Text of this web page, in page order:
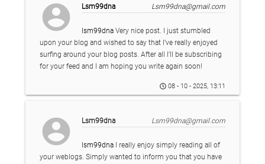
account_circle Lsm99dna Lsm99dna@gmail.com
lsm99dna Very nice post. I just stumbled
upon your blog and wished to say that I’ve really enjoyed
surfing around your blog posts. After all I’ll be subscribing
for your feed and I am hoping you write again soon!
08 - 10 - 2025, 13:11
account_circle Lsm99dna Lsm99dna@gmail.com
lsm99dna I really enjoy simply reading all of
your weblogs. Simply wanted to inform you that you have